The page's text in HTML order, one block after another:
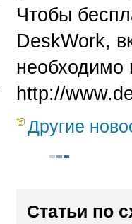
Чтобы
DeskWork,
необходимо
http://
Другие
Статьи по